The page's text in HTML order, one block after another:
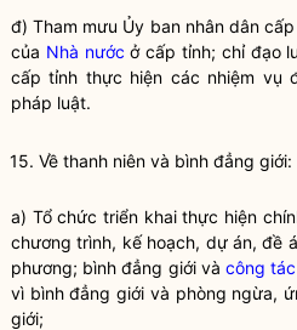
đ) Tham mưu Ủy ban nhân dân
của Nhà nước ở cấp tỉnh; chỉ đạo
cấp tỉnh thực hiện các nhiệm vụ
pháp luật.
15. Về thanh niên và bình đẳng giới:
a) Tổ chức triển khai thực hiện
chương trình, kế hoạch, dự án, đề
phương; bình đẳng giới và công tác
vì bình đẳng giới và phòng ngừa,
giới;